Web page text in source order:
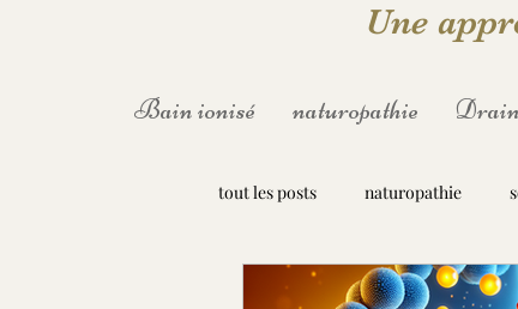
Une
Bain ionisé naturopathie
tout les posts naturopathie